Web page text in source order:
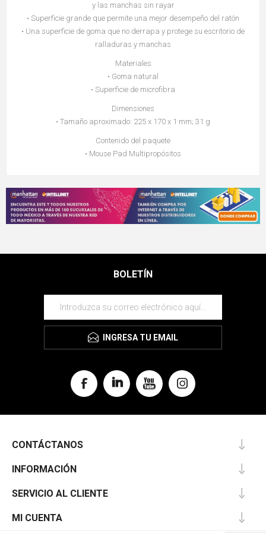
y las manchas sin rayar
• Superficie grande que permite una mejor desempeño del ratón
• Una superficie de goma que no derrapa y protege su escritorio de
ralladuras y manchas
Materiales
• Goma natural
• Superficie de microfibra
Dimensiones
• Tamaño aproximado: 225 x 170 x 1 mm; 31 g
Contenido del paquete
• Mouse Pad Multipropósitos
BOLETÍN
INGRESA TU EMAIL
CONTÁCTANOS
INFORMACIÓN
SERVICIO AL CLIENTE
MI CUENTA